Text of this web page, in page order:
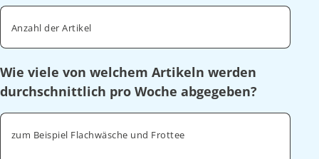
Anzahl der Artikel
Wie viele von welchem Artikeln werden
durchschnittlich pro Woche abgegeben?
zum Beispiel Flachwäsche und Frottee